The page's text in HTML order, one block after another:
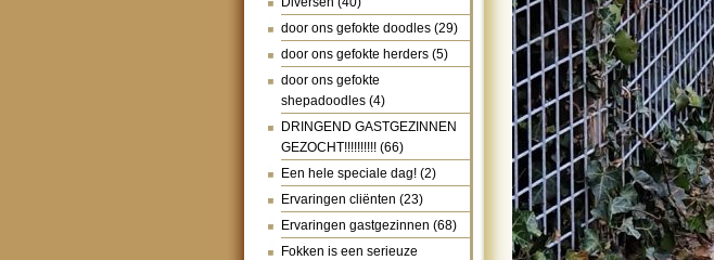
door ons gefokte doodles (29)
door ons gefokte herders (5)
door ons gefokte
shepadoodles (4)
DRINGEND GASTGEZINNEN
GEZOCHT!!!!!!!!!! (66)
Een hele speciale dag! (2)
Ervaringen cliënten (23)
Ervaringen gastgezinnen (68)
Fokken is een serieuze